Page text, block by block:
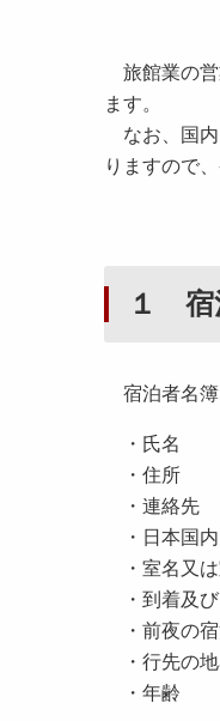
旅館業の営
ます。
なお、国内
りますので
１ 宿
宿泊者名簿
・氏名
・住所
・連絡先
・日本国内
・室名又は
・到着及び
・前夜の宿
・行先の地
・年齢